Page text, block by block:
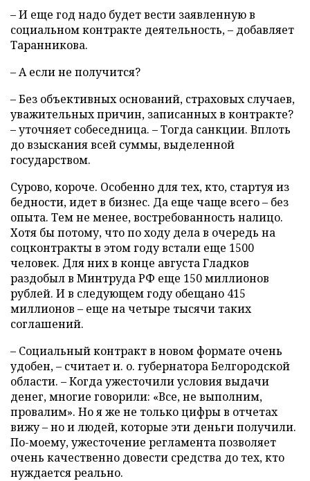
– И еще год надо будет вести заявленную в
социальном контракте деятельность, – добавляет
Таранникова.
– А если не получится?
– Без объективных оснований, страховых случаев,
уважительных причин, записанных в контракте?
– уточняет собеседница. – Тогда санкции. Вплоть
до взыскания всей суммы, выделенной
государством.
Сурово, короче. Особенно для тех, кто, стартуя из
бедности, идет в бизнес. Да еще чаще всего – без
опыта. Тем не менее, востребованность налицо.
Хотя бы потому, что по ходу дела в очередь на
соцконтракты в этом году встали еще 1500
человек. Для них в конце августа Гладков
раздобыл в Минтруда РФ еще 150 миллионов
рублей. И в следующем году обещано 415
миллионов – еще на четыре тысячи таких
соглашений.
– Социальный контракт в новом формате очень
удобен, – считает и. о. губернатора Белгородской
области. – Когда ужесточили условия выдачи
денег, многие говорили: «Все, не выполним,
провалим». Но я же не только цифры в отчетах
вижу – но и людей, которые эти деньги получили.
По-моему, ужесточение регламента позволяет
очень качественно довести средства до тех, кто
нуждается реально.